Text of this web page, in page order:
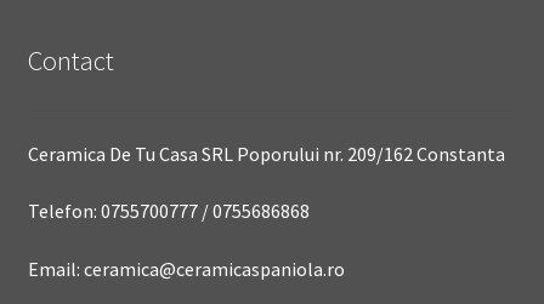
Contact
Ceramica De Tu Casa SRL Poporului nr. 209/162 Constanta
Telefon: 0755700777 / 0755686868
Email: ceramica@ceramicaspaniola.ro